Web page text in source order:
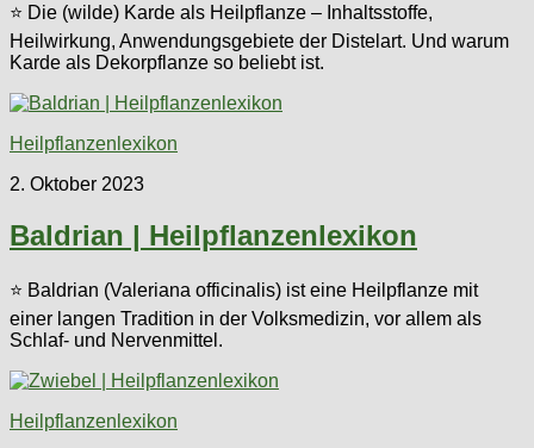
⭐ Die (wilde) Karde als Heilpflanze – Inhaltsstoffe,
Heilwirkung, Anwendungsgebiete der Distelart. Und warum
Karde als Dekorpflanze so beliebt ist.
Heilpflanzenlexikon
2. Oktober 2023
Baldrian | Heilpflanzenlexikon
⭐ Baldrian (Valeriana officinalis) ist eine Heilpflanze mit
einer langen Tradition in der Volksmedizin, vor allem als
Schlaf- und Nervenmittel.
Heilpflanzenlexikon